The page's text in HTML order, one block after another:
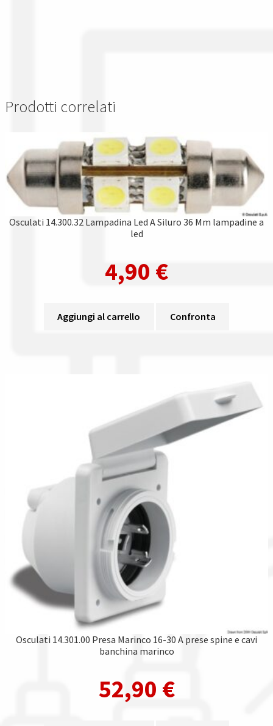
Prodotti correlati
Osculati 14.300.32 Lampadina Led A Siluro 36 Mm lampadine a
led
4,90 €
Aggiungi al carrello Confronta
Osculati 14.301.00 Presa Marinco 16-30 A prese spine e cavi
banchina marinco
52,90 €